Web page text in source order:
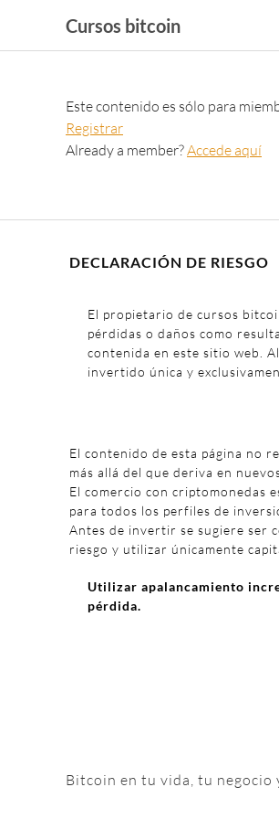
Cursos bitcoin
Este contenido es sólo para
Registrar
Already a member?Accede aquí
DECLARACIÓN DE RIESGO
El propietario de cursos
pérdidas o daños como
contenida en este sitio web.
invertido única y
El contenido de esta página no
más allá del que deriva en
El comercio con criptomonedas
para todos los perfiles de
Antes de invertir se sugiere ser
riesgo y utilizar únicamente
Utilizar apalancamiento
pérdida.
Bitcoin en tu vida, tu negocio